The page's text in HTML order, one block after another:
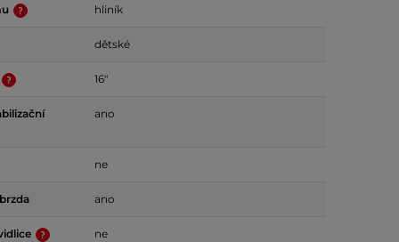
hliník
dětské
16"
ano
ne
ano
ne